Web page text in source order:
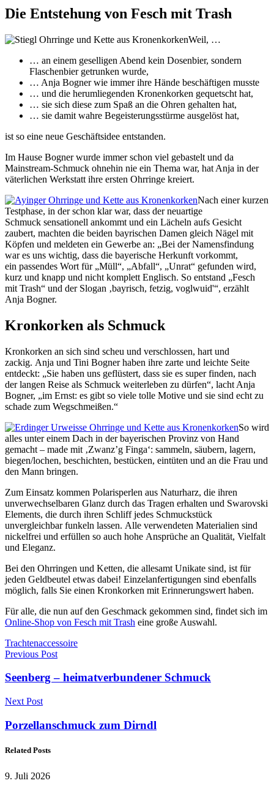
Die Entstehung von Fesch mit Trash
Weil, …
… an einem geselligen Abend kein Dosenbier, sondern
Flaschenbier getrunken wurde,
… Anja Bogner wie immer ihre Hände beschäftigen musste
… und die herumliegenden Kronenkorken gequetscht hat,
… sie sich diese zum Spaß an die Ohren gehalten hat,
… sie damit wahre Begeisterungsstürme ausgelöst hat,
ist so eine neue Geschäftsidee entstanden.
Im Hause Bogner wurde immer schon viel gebastelt und da
Mainstream-Schmuck ohnehin nie ein Thema war, hat Anja in der
väterlichen Werkstatt ihre ersten Ohrringe kreiert.
Nach einer kurzen
Testphase, in der schon klar war, dass der neuartige
Schmuck sensationell ankommt und ein Lächeln aufs Gesicht
zaubert, machten die beiden bayrischen Damen gleich Nägel mit
Köpfen und meldeten ein Gewerbe an: „Bei der Namensfindung
war es uns wichtig, dass die bayerische Herkunft vorkommt,
ein passendes Wort für „Müll“, „Abfall“, „Unrat“ gefunden wird,
kurz und knapp und nicht komplett Englisch. So entstand „Fesch
mit Trash“ und der Slogan ‚bayrisch, fetzig, voglwuid'“, erzählt
Anja Bogner.
Kronkorken als Schmuck
Kronkorken an sich sind scheu und verschlossen, hart und
zackig. Anja und Tini Bogner haben ihre zarte und leichte Seite
entdeckt: „Sie haben uns geflüstert, dass sie es super finden, nach
der langen Reise als Schmuck weiterleben zu dürfen“, lacht Anja
Bogner, „im Ernst: es gibt so viele tolle Motive und sie sind echt zu
schade zum Wegschmeißen.“
So wird
alles unter einem Dach in der bayerischen Provinz von Hand
gemacht – made mit ‚Zwanz’g Finga‘: sammeln, säubern, lagern,
biegen/lochen, beschichten, bestücken, eintüten und an die Frau und
den Mann bringen.
Zum Einsatz kommen Polarisperlen aus Naturharz, die ihren
unverwechselbaren Glanz durch das Tragen erhalten und Swarovski
Elements, die durch ihren Schliff jedes Schmuckstück
unvergleichbar funkeln lassen. Alle verwendeten Materialien sind
nickelfrei und erfüllen so auch hohe Ansprüche an Qualität, Vielfalt
und Eleganz.
Bei den Ohrringen und Ketten, die allesamt Unikate sind, ist für
jeden Geldbeutel etwas dabei! Einzelanfertigungen sind ebenfalls
möglich, falls Sie einen Kronkorken mit Erinnerungswert haben.
Für alle, die nun auf den Geschmack gekommen sind, findet sich im
Online-Shop von Fesch mit Trash eine große Auswahl.
Trachtenaccessoire
Previous Post
Seenberg – heimatverbundener Schmuck
Next Post
Porzellanschmuck zum Dirndl
Related Posts
9. Juli 2026